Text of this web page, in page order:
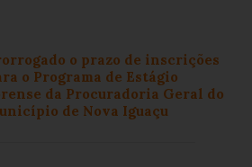
o prazo de inscrições
o Programa de Estágio
da Procuradoria Geral do
de Nova Iguaçu